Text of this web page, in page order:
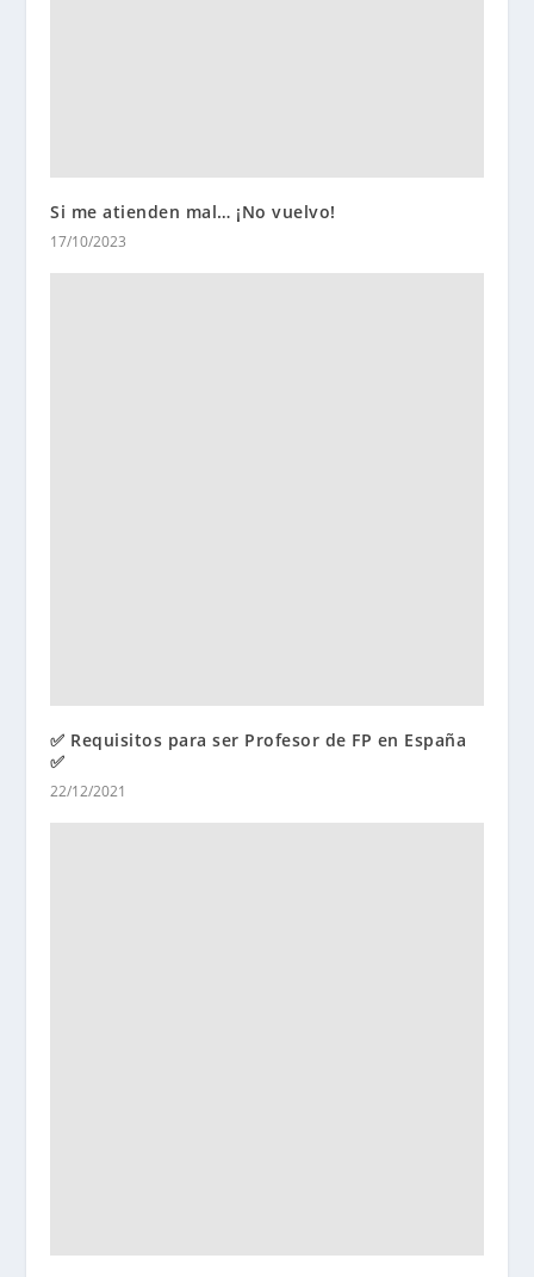
Si me atienden mal… ¡No vuelvo!
17/10/2023
✅ Requisitos para ser Profesor de FP en España
✅
22/12/2021